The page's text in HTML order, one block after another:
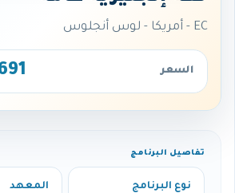
EC - أمريكا - لوس أنجلوس
السعر
تفاصيل البرنامج
نوع البرنامج
المعهد